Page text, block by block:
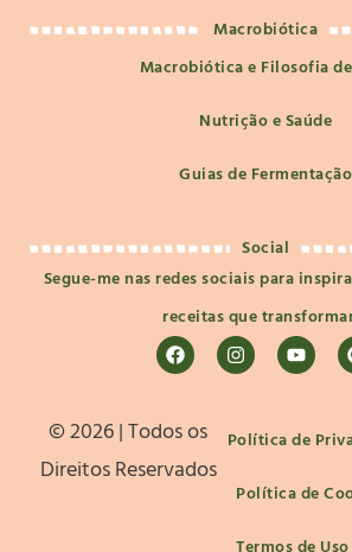
Macrobiótica
Macrobiótica e Filosofia
Nutrição e Saúde
Guias de Fermentação
Social
Segue-me nas redes sociais para
receitas que
©️ 2026 | Todos os
Direitos Reservados
Política de
Política de